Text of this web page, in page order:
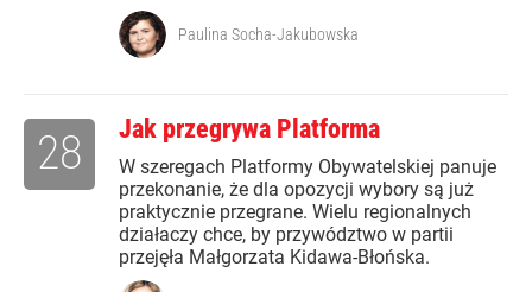
Paulina Socha-Jakubowska
Jak przegrywa Platforma
W szeregach Platformy Obywatelskiej panuje
przekonanie, że dla opozycji wybory są już
praktycznie przegrane. Wielu regionalnych
działaczy chce, by przywództwo w partii
przejęła Małgorzata Kidawa-Błońska.
28